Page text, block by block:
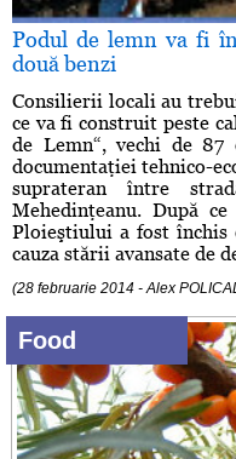
Podul de lemn va fi
două benzi
Consilierii locali au
ce va fi construit peste
de Lemn“, vechi de 87
documentaţiei tehnico-
suprateran între
Mehedinţeanu. După
Ploieştiului a fost închis
cauza stării avansate de
(28 februarie 2014 - Alex
Food